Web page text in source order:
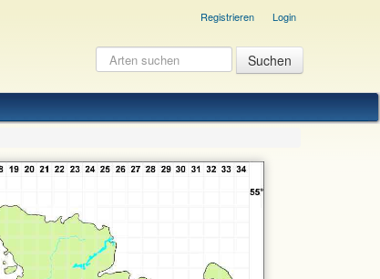
Registrieren Login